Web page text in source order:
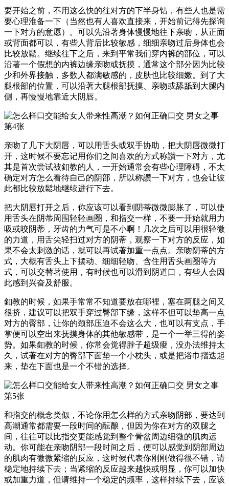
要开始之前，不用这么快的往对方的下半身钻，有些人也是需
要心理淮备一下（当然也有人喜欢直接来，开始前记得先探询
一下对方的意愿）。可以先沿著身体慢慢地往下亲吻，从正面
或背面都可以，有些人背后比较敏感，细细亲吻过后身体也会
比较放鬆。继续往下之后，来到平常我们穿内裤的部位，可以
沿著一个假想的内裤边缘亲吻或抚摸，通常这个部分因为比较
少和外界接触，多数人都满敏感的，皮肤也比较细嫩。到了大
腿根部的位置，可以沿著大腿根部抚摸、亲吻或舔舐到大腿内
侧，再慢慢地靠近大阴唇。
亲吻了几下大阴唇，可以用舌头或双手协助，把大阴唇微微打
开，这时候不要忘记用你们之间喜欢的方式称讚一下对方，尤
其是首次尝试被釦教的人，一开始通常会有些心理障碍，不太
确定对方怎么看待自己的阴部，所以称讚一下对方，也会让彼
此都比较放鬆地继续进行下去。
把大阴唇打开之后，你应该可以看到阴蒂微微膨胀了，可以使
用舌头在阴蒂周围轻轻画圈，和指交一样，不要一开始就用力
吸或咬阴蒂，牙齿的力气可是不小啊！几次之后可以用很轻微
的力道，用舌尖轻扫过对方的阴蒂，观察一下对方的反应，如
果不会太刺激的话，就可以再试著加重一点点。亲吻阴蒂的方
式，大概有舌头上下摆动、细细轻吻、含住用舌头画圈等方
式，可以交替著使用，有时候也可以滑到阴道口，有些人会因
此感到兴奋及舒服。
釦教的时候，如果手常常不知道要放在哪裡，塞在两腿之间又
很挤，建议可以把双手穿过臀部下缘，这样不但可以垫高一点
对方的臀部，让你的颈部压迫不会这么大，也可以有支点，手
掌便可以空出来抚摸身体的其他敏感带，是一个一举三得的姿
势。如果釦教的时候，你常会觉得脖子超级痠，没办法维持太
久，试著在对方的臀部下面垫一个小枕头，或是把浴巾摺迭起
来，垫在下面也是一个不错的选择。
和指交的概念类似，不论你用怎么样的方式亲吻阴部，要达到
高潮通常都需要一段时间的酝酿，但因为你在对方的双腿之
间，往往可以比指交更能感觉到整个骨盆周边细微的肌肉运
动。你可能在亲吻阴部一段时间之后，便可以感觉到阴部周边
的肌肉有微微紧缩的反应，这时候代表你刚刚做得很不错，请
稳定地持续下去；当紧缩的反应越来越快或明显，你可以加快
或加重力道，但请维持一个稳定的频率，这样持续下去，应该